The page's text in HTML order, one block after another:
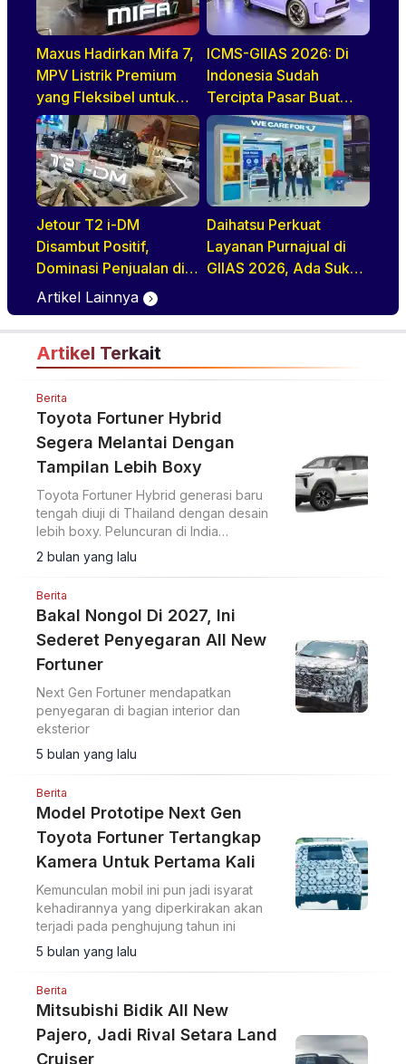
Maxus Hadirkan Mifa 7,
MPV Listrik Premium
yang Fleksibel untuk
Keluarga Modern Di
GIIAS 2026
ICMS-GIIAS 2026: Di
Indonesia Sudah
Tercipta Pasar Buat
BEV, HEV, Dan PHEV
Jetour T2 i-DM
Disambut Positif,
Dominasi Penjualan di
GIIAS 2026
Daihatsu Perkuat
Layanan Purnajual di
GIIAS 2026, Ada Suku
Artikel Lainnya
Artikel Terkait
Berita
Toyota Fortuner Hybrid
Segera Melantai Dengan
Tampilan Lebih Boxy
Toyota Fortuner Hybrid generasi baru
tengah diuji di Thailand dengan desain
lebih boxy. Peluncuran di India
diperkirakan akhir 2026 atau awal 2027.
2 bulan yang lalu
Berita
Bakal Nongol Di 2027, Ini
Sederet Penyegaran All New
Fortuner
Next Gen Fortuner mendapatkan
penyegaran di bagian interior dan
eksterior
5 bulan yang lalu
Berita
Model Prototipe Next Gen
Toyota Fortuner Tertangkap
Kamera Untuk Pertama Kali
Kemunculan mobil ini pun jadi isyarat
kehadirannya yang diperkirakan akan
terjadi pada penghujung tahun ini
5 bulan yang lalu
Berita
Mitsubishi Bidik All New
Pajero, Jadi Rival Setara Land
Cruiser